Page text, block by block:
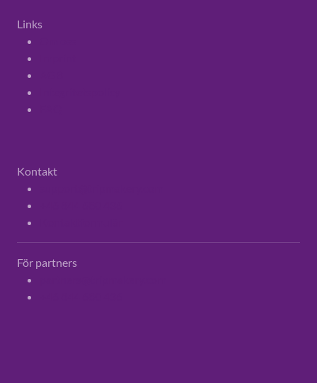
Links
Kontakt
För partners